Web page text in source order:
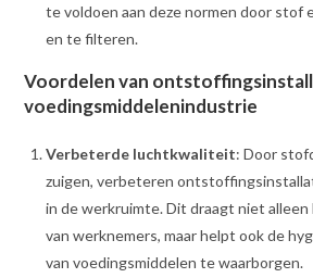
te voldoen aan deze normen door stof
en te filteren.
Voordelen van
voedingsmiddelenindustrie
Verbeterde luchtkwaliteit: Door
zuigen, verbeteren
in de werkruimte. Dit draagt niet alleen
van werknemers, maar helpt ook de
van voedingsmiddelen te waarborgen.